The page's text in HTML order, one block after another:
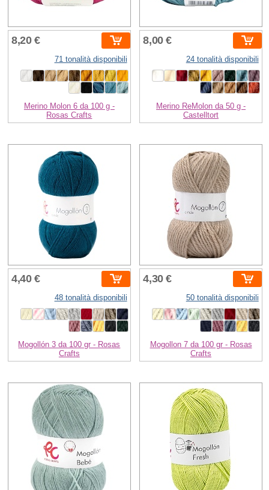
8,20 €
71 tonalità disponibili
Merino Molon 6 da 100 g -
Rosas Crafts
8,00 €
24 tonalità disponibili
Merino ReMolon da 50 g -
Castelltort
4,40 €
48 tonalità disponibili
Mogollón 3 da 100 gr - Rosas
Crafts
4,30 €
50 tonalità disponibili
Mogollon 7 da 100 gr - Rosas
Crafts